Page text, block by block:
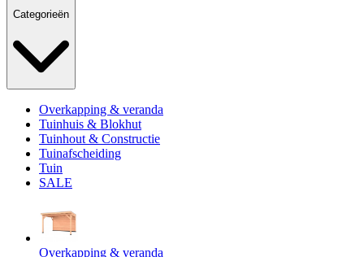
Categorieën
Overkapping & veranda
Tuinhuis & Blokhut
Tuinhout & Constructie
Tuinafscheiding
Tuin
SALE
Overkapping & veranda